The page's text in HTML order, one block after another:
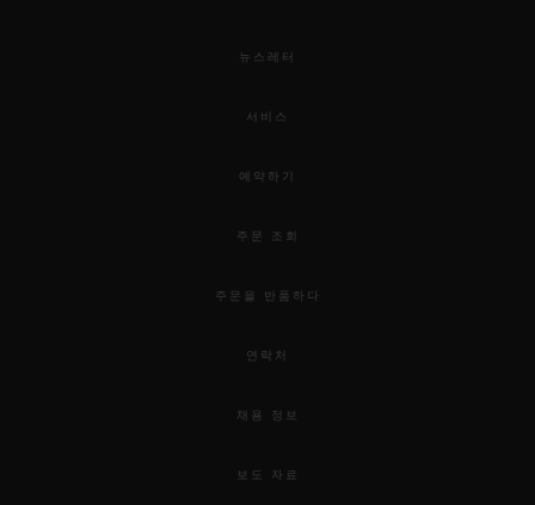
뉴스레터
서비스
예약하기
주문 조회
주문을 반품하다
연락처
채용 정보
보도 자료